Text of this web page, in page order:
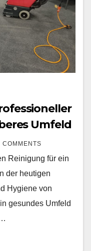
Umfeld
COMMENTS
Reinigung für ein
der heutigen
Hygiene von
gesundes Umfeld